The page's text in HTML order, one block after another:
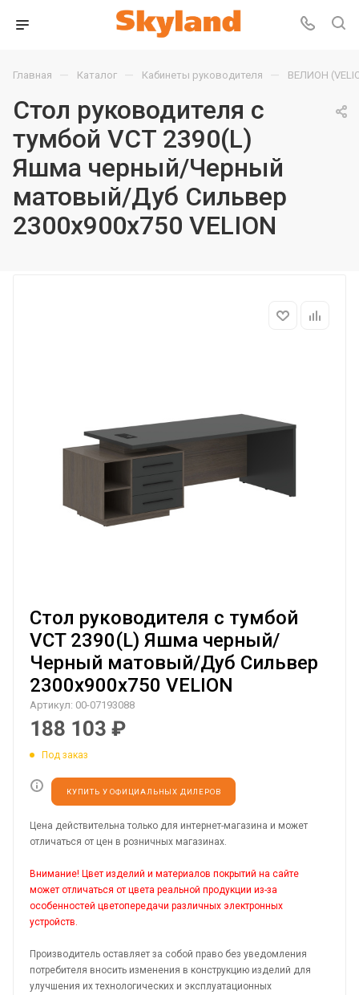
Главная — Каталог — Кабинеты руководителя — ВЕЛИОН
Стол руководителя с
тумбой VCT 2390(L)
Яшма черный/Черный
матовый/Дуб Сильвер
2300х900х750 VELION
Стол руководителя с тумбой
VCT 2390(L) Яшма черный/
Черный матовый/Дуб Сильвер
2300х900х750 VELION
Артикул: 00-07193088
188 103 ₽
Под заказ
КУПИТЬ У ОФИЦИАЛЬНЫХ ДИЛЕРОВ
Цена действительна только для интернет-магазина и может
отличаться от цен в розничных магазинах.
Внимание! Цвет изделий и материалов покрытий на сайте
может отличаться от цвета реальной продукции из-за
особенностей цветопередачи различных электронных
устройств.
Производитель оставляет за собой право без уведомления
потребителя вносить изменения в конструкцию изделий для
улучшения их технологических и эксплуатационных